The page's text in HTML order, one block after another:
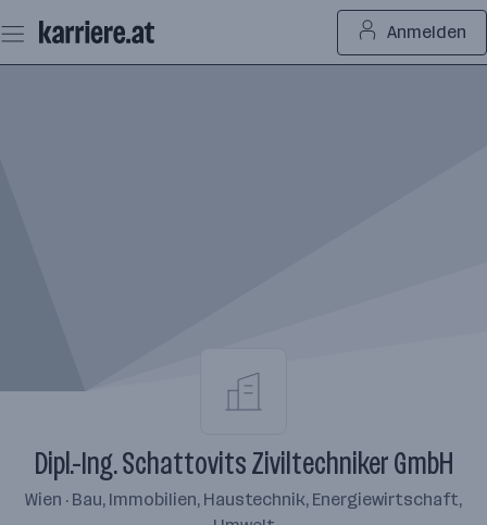
Seiteninhalt
springen
Anmelden
Dipl.-Ing. Schattovits Ziviltechniker GmbH
Wien · Bau, Immobilien, Haustechnik, Energiewirtschaft,